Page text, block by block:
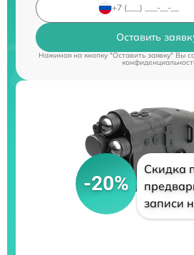
Оставить
Нажимая на кнопку "Оставить заявку" Вы
-20%
Скидка
записи